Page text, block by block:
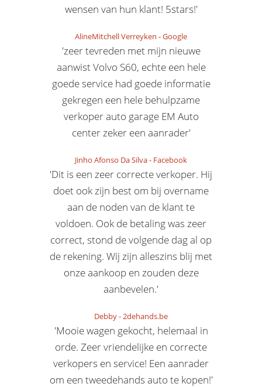
wensen van hun klant! 5stars!'
AlineMitchell Verreyken -Google
'zeer tevreden met mijn nieuwe
aanwist Volvo S60, echte een hele
goede service had goede informatie
gekregen een hele behulpzame
verkoper auto garage EM Auto
center zeker een aanrader'
Jinho Afonso Da Silva- Facebook
'Dit is een zeer correcte verkoper. Hij
doet ook zijn best om bij overname
aan de noden van de klant te
voldoen. Ook de betaling was zeer
correct, stond de volgende dag al op
de rekening. Wij zijn alleszins blij met
onze aankoop en zouden deze
aanbevelen.'
Debby-2dehands.be
'Mooie wagen gekocht, helemaal in
orde. Zeer vriendelijke en correcte
verkopers en service! Een aanrader
om een tweedehands auto te kopen!'